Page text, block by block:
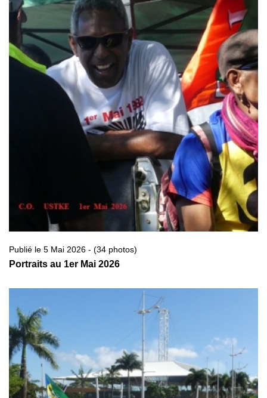
Publié le 5 Mai 2026 - (34 photos)
Portraits au 1er Mai 2026